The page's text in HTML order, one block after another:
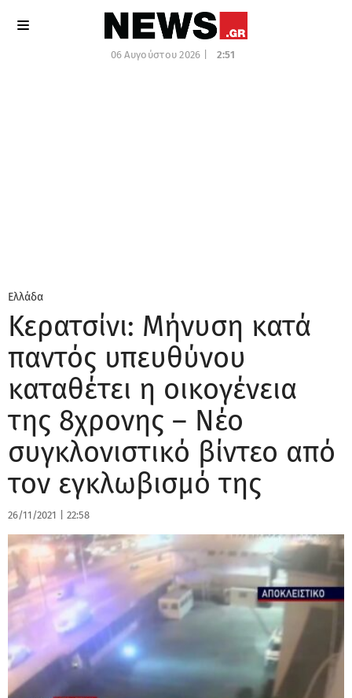
06 Αυγούστου 2026 | 2:51
Ελλάδα
Κερατσίνι: Μήνυση κατά
παντός υπευθύνου
καταθέτει η οικογένεια
της 8χρονης – Νέο
συγκλονιστικό βίντεο από
τον εγκλωβισμό της
26/11/2021 22:58